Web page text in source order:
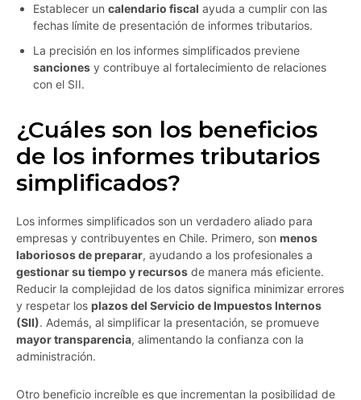
Establecer un calendario fiscal ayuda a cumplir con las
fechas límite de presentación de informes tributarios.
La precisión en los informes simplificados previene
sanciones y contribuye al fortalecimiento de relaciones
con el SII.
¿Cuáles son los beneficios
de los informes tributarios
simplificados?
Los informes simplificados son un verdadero aliado para
empresas y contribuyentes en Chile. Primero, son menos
laboriosos de preparar, ayudando a los profesionales a
gestionar su tiempo y recursos de manera más eficiente.
Reducir la complejidad de los datos significa minimizar errores
y respetar los plazos del Servicio de Impuestos Internos
(SII). Además, al simplificar la presentación, se promueve
mayor transparencia, alimentando la confianza con la
administración.
Otro beneficio increíble es que incrementan la posibilidad de